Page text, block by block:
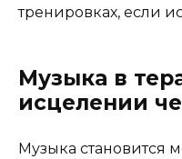
тренировках, если
Музыка в
исцелении
Музыка становится